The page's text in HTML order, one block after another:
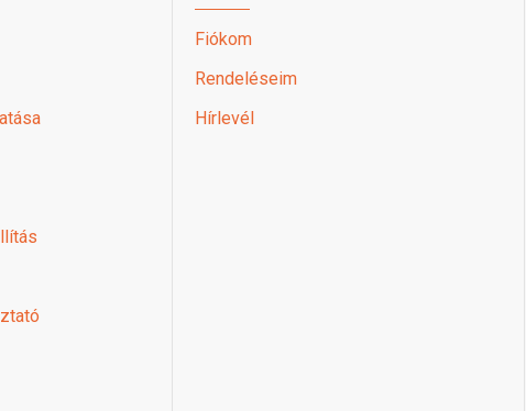
Fiókom
Rendeléseim
Hírlevél